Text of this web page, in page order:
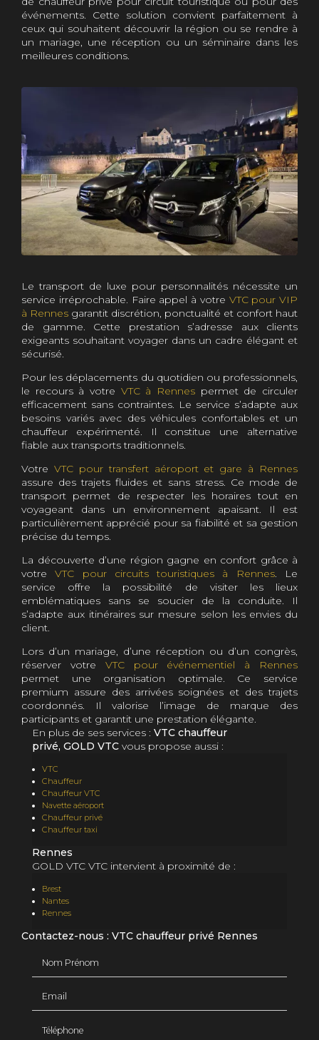
événements. Cette solution convient parfaitement à
ceux qui souhaitent découvrir la région ou se rendre à
un mariage, une réception ou un séminaire dans les
meilleures conditions.
Le transport de luxe pour personnalités nécessite un
service irréprochable. Faire appel à votre VTC pour VIP
à Rennes garantit discrétion, ponctualité et confort haut
de gamme. Cette prestation s’adresse aux clients
exigeants souhaitant voyager dans un cadre élégant et
sécurisé.
Pour les déplacements du quotidien ou professionnels,
le recours à votre VTC à Rennes permet de circuler
efficacement sans contraintes. Le service s’adapte aux
besoins variés avec des véhicules confortables et un
chauffeur expérimenté. Il constitue une alternative
fiable aux transports traditionnels.
Votre VTC pour transfert aéroport et gare à Rennes
assure des trajets fluides et sans stress. Ce mode de
transport permet de respecter les horaires tout en
voyageant dans un environnement apaisant. Il est
particulièrement apprécié pour sa fiabilité et sa gestion
précise du temps.
La découverte d’une région gagne en confort grâce à
votreVTC pour circuits touristiques à Rennes. Le
service offre la possibilité de visiter les lieux
emblématiques sans se soucier de la conduite. Il
s’adapte aux itinéraires sur mesure selon les envies du
client.
Lors d’un mariage, d’une réception ou d’un congrès,
réserver votre VTC pour événementiel à Rennes
permet une organisation optimale. Ce service
premium assure des arrivées soignées et des trajets
coordonnés. Il valorise l’image de marque des
participants et garantit une prestation élégante.
En plus de ses services : VTC chauffeur
privé, GOLD VTC vous propose aussi :
VTC
Chauffeur
Chauffeur VTC
Navette aéroport
Chauffeur privé
Chauffeur taxi
Rennes
GOLD VTC VTC intervient à proximité de :
Brest
Nantes
Rennes
Contactez-nous : VTC chauffeur privé Rennes